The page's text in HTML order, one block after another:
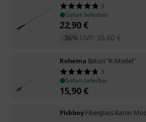
5
Sofort lieferbar
22,90€
UVP: 35,60 €
-36%
Rohema Baton "K-Model"
9
Sofort lieferbar
15,90€
PickboyFiberglass Baton